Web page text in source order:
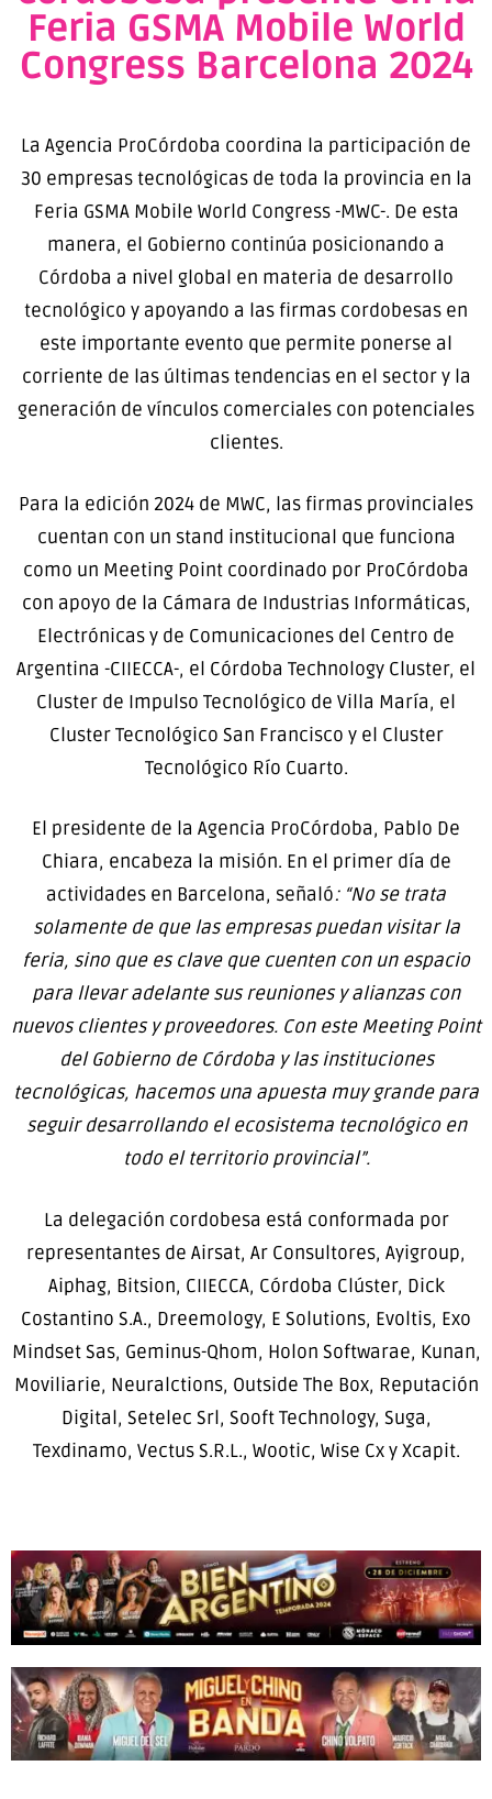
Feria GSMA Mobile World
Congress Barcelona 2024
La Agencia ProCórdoba coordina la participación de
30 empresas tecnológicas de toda la provincia en la
Feria GSMA Mobile World Congress -MWC-. De esta
manera, el Gobierno continúa posicionando a
Córdoba a nivel global en materia de desarrollo
tecnológico y apoyando a las firmas cordobesas en
este importante evento que permite ponerse al
corriente de las últimas tendencias en el sector y la
generación de vínculos comerciales con potenciales
clientes.
Para la edición 2024 de MWC, las firmas provinciales
cuentan con un stand institucional que funciona
como un Meeting Point coordinado por ProCórdoba
con apoyo de la Cámara de Industrias Informáticas,
Electrónicas y de Comunicaciones del Centro de
Argentina -CIIECCA-, el Córdoba Technology Cluster, el
Cluster de Impulso Tecnológico de Villa María, el
Cluster Tecnológico San Francisco y el Cluster
Tecnológico Río Cuarto.
El presidente de la Agencia ProCórdoba, Pablo De
Chiara, encabeza la misión. En el primer día de
actividades en Barcelona, señaló: “No se trata
solamente de que las empresas puedan visitar la
feria, sino que es clave que cuenten con un espacio
para llevar adelante sus reuniones y alianzas con
nuevos clientes y proveedores. Con este Meeting Point
del Gobierno de Córdoba y las instituciones
tecnológicas, hacemos una apuesta muy grande para
seguir desarrollando el ecosistema tecnológico en
todo el territorio provincial”.
La delegación cordobesa está conformada por
representantes de Airsat, Ar Consultores, Ayigroup,
Aiphag, Bitsion, CIIECCA, Córdoba Clúster, Dick
Costantino S.A., Dreemology, E Solutions, Evoltis, Exo
Mindset Sas, Geminus-Qhom, Holon Softwarae, Kunan,
Moviliarie, Neuralctions, Outside The Box, Reputación
Digital, Setelec Srl, Sooft Technology, Suga,
Texdinamo, Vectus S.R.L., Wootic, Wise Cx y Xcapit.